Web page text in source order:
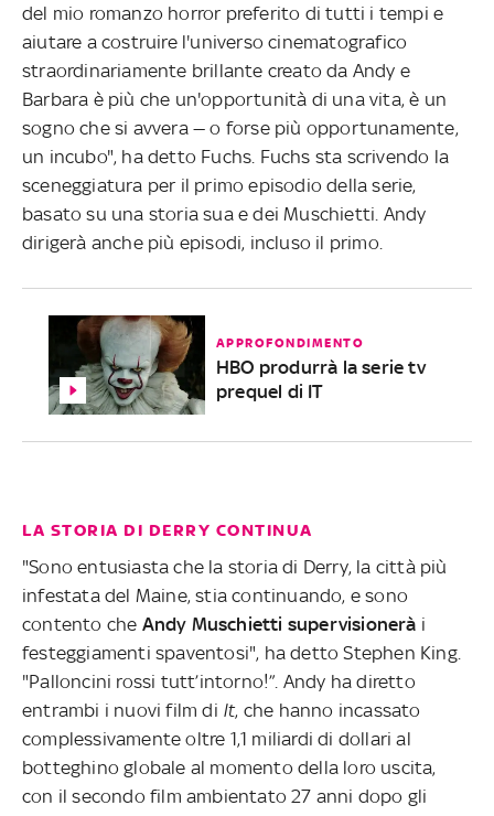
del mio romanzo horror preferito di tutti i tempi e
aiutare a costruire l'universo cinematografico
straordinariamente brillante creato da Andy e
Barbara è più che un'opportunità di una vita, è un
sogno che si avvera — o forse più opportunamente,
un incubo", ha detto Fuchs. Fuchs sta scrivendo la
sceneggiatura per il primo episodio della serie,
basato su una storia sua e dei Muschietti. Andy
dirigerà anche più episodi, incluso il primo.
APPROFONDIMENTO
HBO produrrà la serie tv
prequel di IT
LA STORIA DI DERRY CONTINUA
"Sono entusiasta che la storia di Derry, la città più
infestata del Maine, stia continuando, e sono
contento che Andy Muschietti supervisionerà i
festeggiamenti spaventosi", ha detto Stephen King.
"Palloncini rossi tutt’intorno!”. Andy ha diretto
entrambi i nuovi film di It, che hanno incassato
complessivamente oltre 1,1 miliardi di dollari al
botteghino globale al momento della loro uscita,
con il secondo film ambientato 27 anni dopo gli